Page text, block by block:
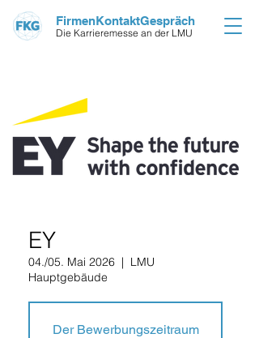
Die Karrieremesse an der LMU
FirmenKontaktGespräch
EY
04./05. Mai 2026
  |
LMU
Hauptgebäude
Der Bewerbungszeitraum